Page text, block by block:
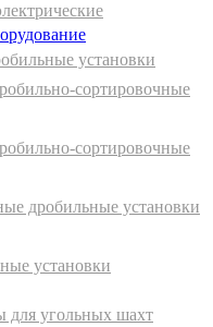
установки
сортировочные
сортировочные
дробильные установки
установки
для угольных шахт